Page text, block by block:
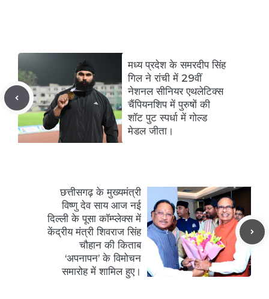
मध्य प्रदेश के समरदीप सिंह
गिल ने रांची में 29वीं
नेशनल सीनियर एथलेटिक्स
चैंपियनशिप में पुरुषों की
शॉट पुट स्पर्धा में गोल्ड
मेडल जीता।
छत्तीसगढ़ के मुख्यमंत्री
विष्णु देव साय आज नई
दिल्ली के पूसा कॉम्प्लेक्स में
केंद्रीय मंत्री शिवराज सिंह
चौहान की किताब
‘अपनापन’ के विमोचन
समारोह में शामिल हुए।